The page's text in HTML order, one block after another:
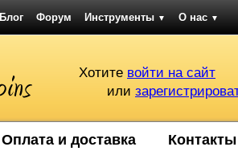
Блог Форум Инструменты ▼ О нас ▼
Хотите войти на сайт
или
Оплата и доставка Контакты